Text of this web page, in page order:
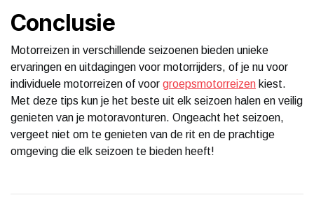
Conclusie
Motorreizen in verschillende seizoenen bieden unieke
ervaringen en uitdagingen voor motorrijders, of je nu voor
individuele motorreizen of voor groepsmotorreizen kiest.
Met deze tips kun je het beste uit elk seizoen halen en veilig
genieten van je motoravonturen. Ongeacht het seizoen,
vergeet niet om te genieten van de rit en de prachtige
omgeving die elk seizoen te bieden heeft!